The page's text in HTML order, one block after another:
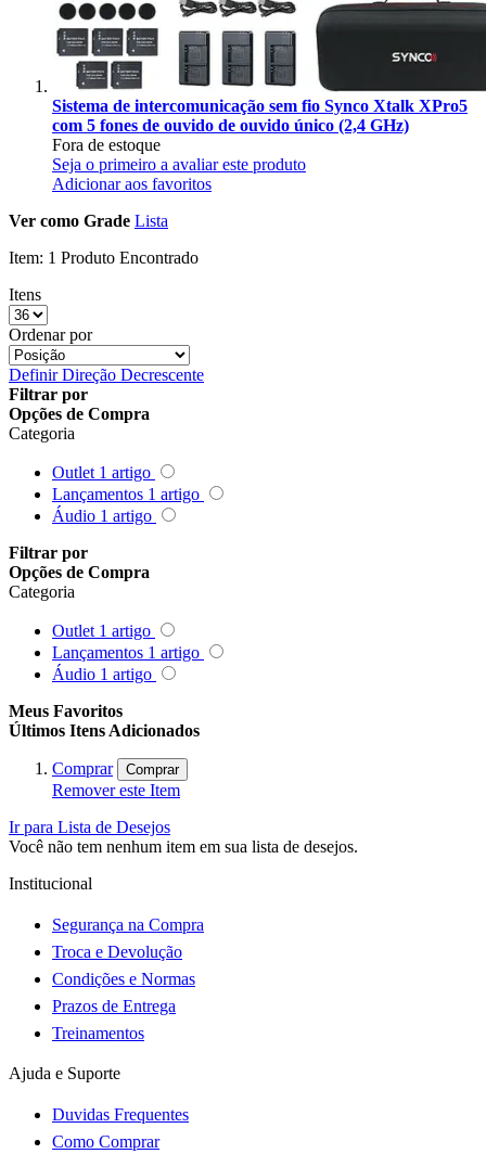
Superior
Sutefoto
SYD
Synco
Tiffen
Tilta
Triopo
Tsunami
Tulipa
Ulanzi
Visico
Waywel
ZG Cine
ZIFON
ZSYB
Sistema de intercomunicação sem fio Synco Xtalk XPro5
com 5 fones de ouvido de ouvido único (2,4 GHz)
Fora de estoque
Seja o primeiro a avaliar este produto
Adicionar aos favoritos
Ver como Grade Lista
Item: 1 Produto Encontrado
Itens
Ordenar por
Definir Direção Decrescente
Filtrar por
Opções de Compra
Categoria
Outlet 1 artigo
Lançamentos 1 artigo
Áudio 1 artigo
Filtrar por
Opções de Compra
Categoria
Outlet 1 artigo
Lançamentos 1 artigo
Áudio 1 artigo
Meus Favoritos
Últimos Itens Adicionados
Comprar Comprar
Remover este Item
Ir para Lista de Desejos
Você não tem nenhum item em sua lista de desejos.
Institucional
Segurança na Compra
Troca e Devolução
Condições e Normas
Prazos de Entrega
Treinamentos
Ajuda e Suporte
Duvidas Frequentes
Como Comprar